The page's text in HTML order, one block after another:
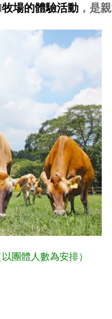
牧場的體驗活動 ，是
以團體人數為安排）